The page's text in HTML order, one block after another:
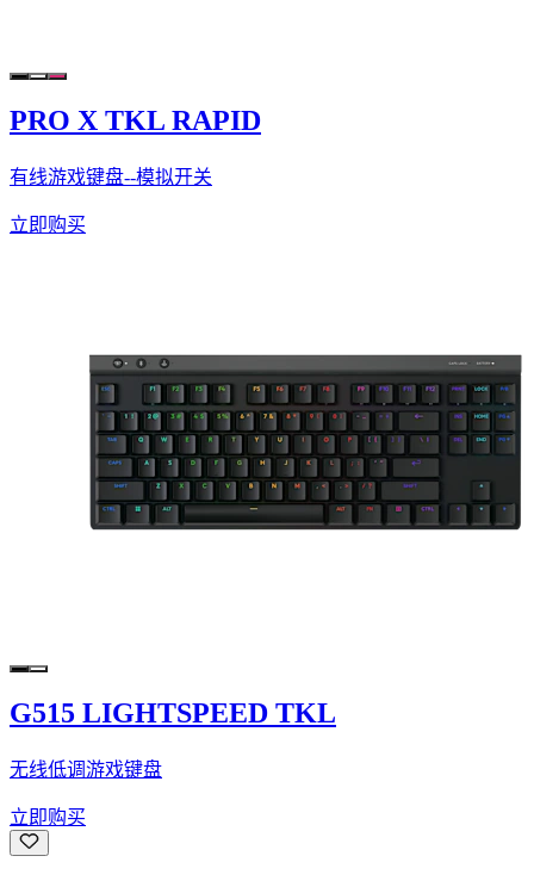
PRO X TKL RAPID
有线游戏键盘--模拟开关
立即购买
G515 LIGHTSPEED TKL
无线低调游戏键盘
立即购买